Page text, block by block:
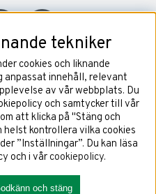
Pettersson AB
tekniker
cookies och liknande
anpassat innehåll, relevant
av vår webbplats. Du
och samtycker till vår
att klicka på "Stäng och
helst kontrollera vilka cookies
”Inställningar”. Du kan läsa
och i vår cookiepolicy.
och stäng